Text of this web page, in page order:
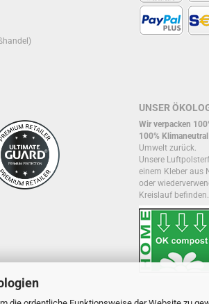
UNSER
Wir verpacken
100% Klimaneutral
Umwelt zurück.
Unsere
einem Kleber aus
oder
Kreislauf befinden.